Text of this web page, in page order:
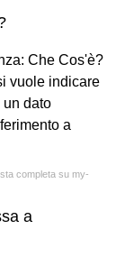
Che Cos'è?
vuole indicare
dato
a
completa su my-
a